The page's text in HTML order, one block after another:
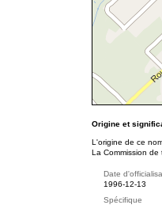
Origine et
L'origine de ce
La Commission
Date
1996-12-13
Spécifique